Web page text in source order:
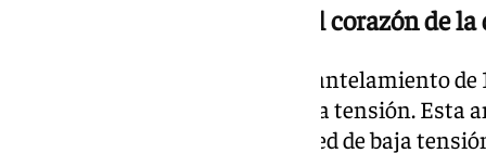
Adiós al impacto visual en el corazón de
El proyecto contempla el desmantelamiento de
kilómetros de cableado de media tensión.
sido sustituida por una nueva red de baja